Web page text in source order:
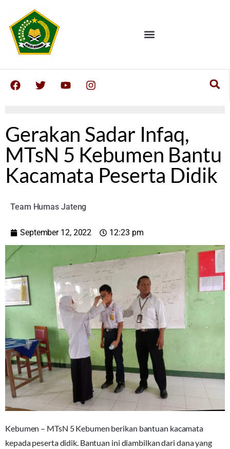
Gerakan Sadar Infaq,
MTsN 5 Kebumen Bantu
Kacamata Peserta Didik
Team Humas Jateng
September 12, 2022 12:23 pm
Kebumen – MTsN 5 Kebumen berikan bantuan kacamata
kepada peserta didik. Bantuan ini diambilkan dari dana yang